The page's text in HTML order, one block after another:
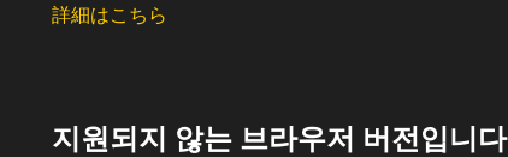
詳細はこちら
지원되지 않는 브라우저 버전입니다